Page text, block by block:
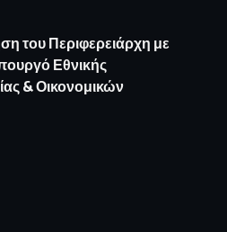
του Περιφερειάρχη με
Εθνικής
& Οικονομικών